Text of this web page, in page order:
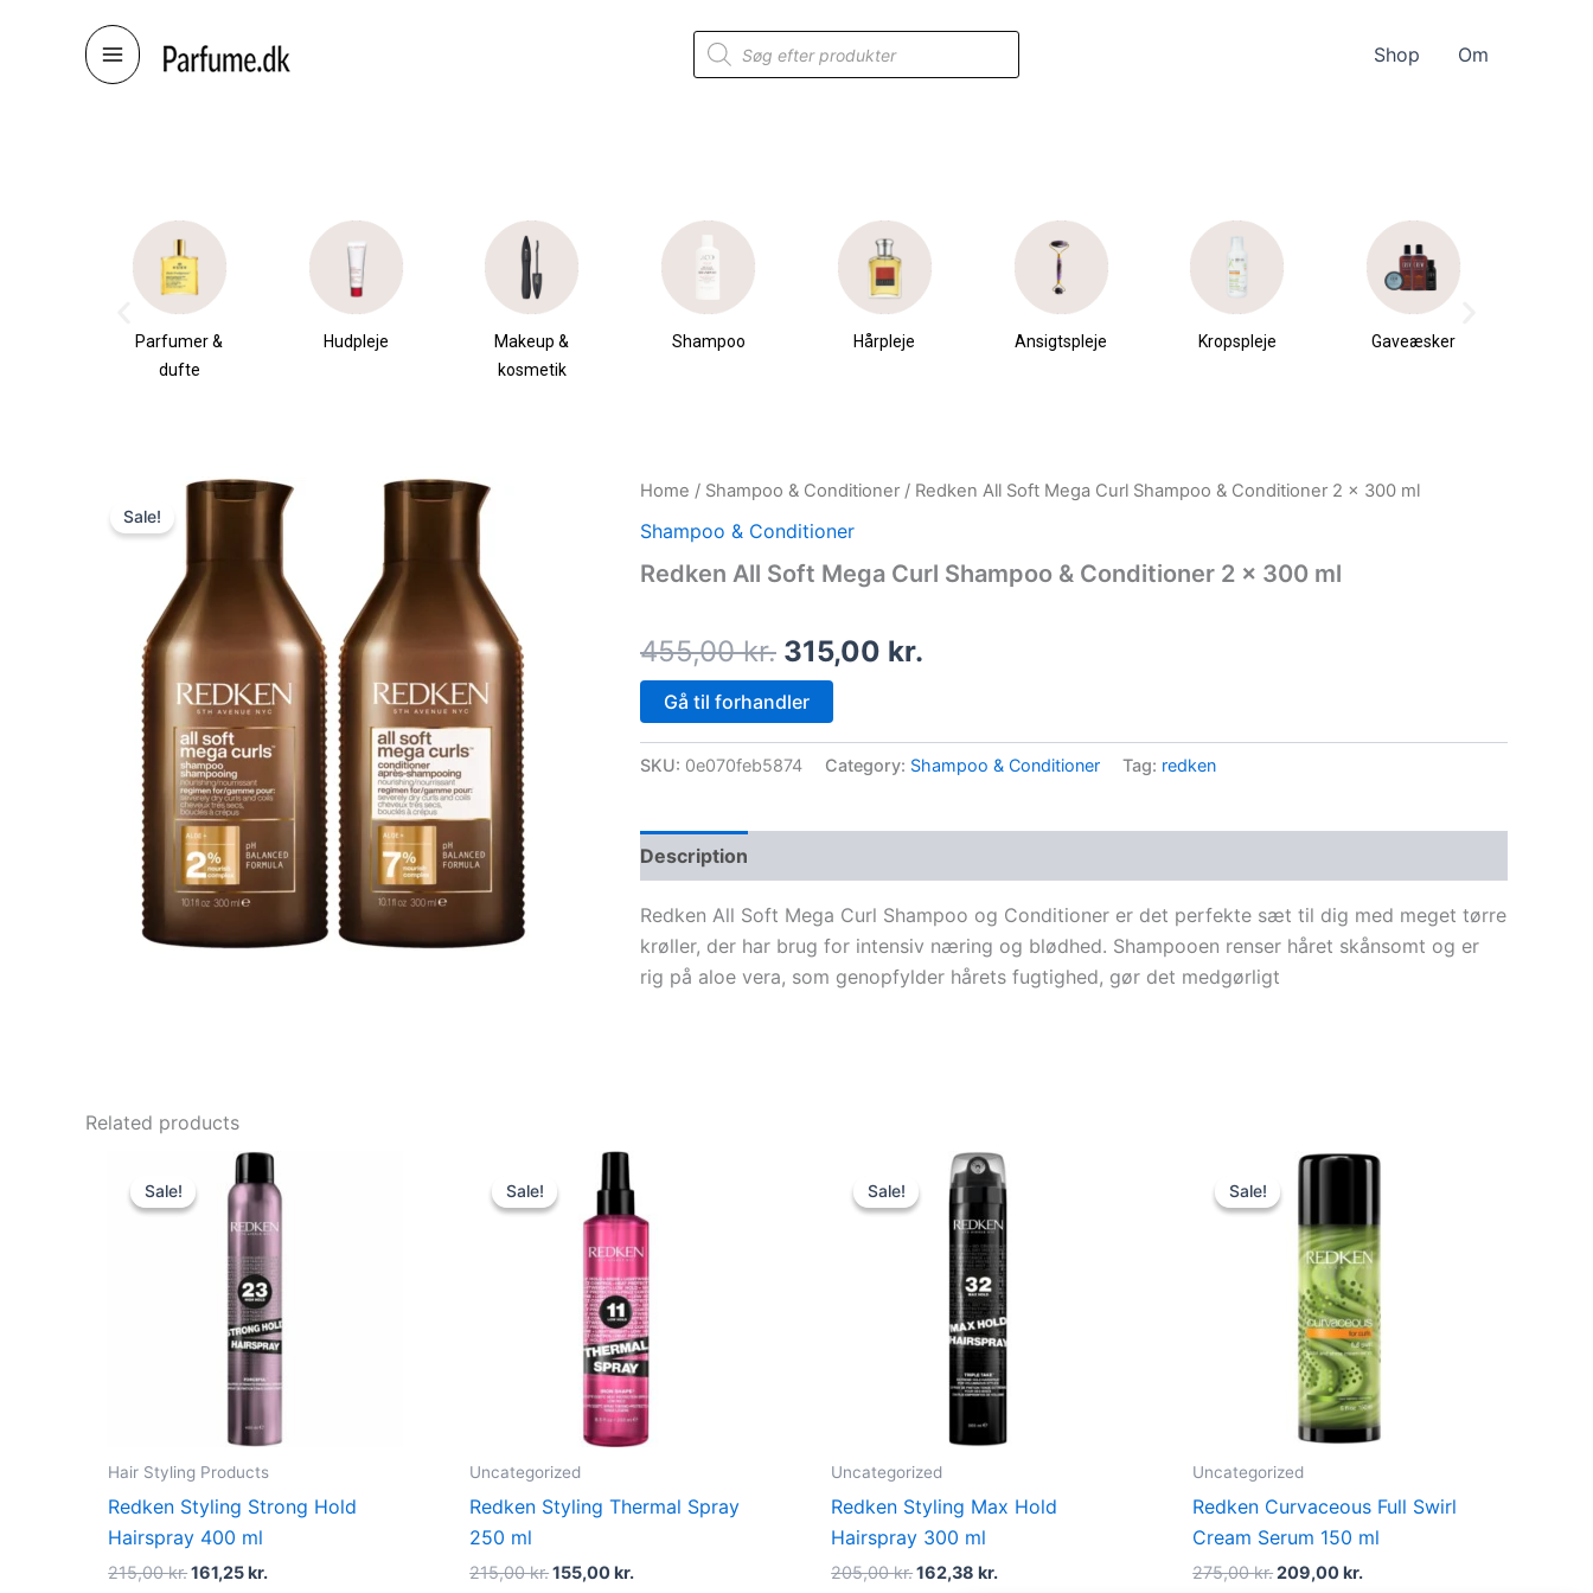
Products
search
Shop Om
Parfumer &
dufte
Hudpleje
Makeup &
kosmetik
Shampoo Hårpleje Ansigtspleje Kropspleje Gaveæsker
Sale!
Home / Shampoo & Conditioner / Redken All Soft Mega Curl Shampoo & Conditioner 2 x 300 ml
Shampoo & Conditioner
Redken All Soft Mega Curl Shampoo & Conditioner 2 x 300 ml
455,00kr.
Original
price
was:
455,00 kr..
315,00 kr.
Current
is:
Gå til forhandler
SKU: 0e070feb5874 Category: Shampoo & Conditioner Tag: redken
Description
Redken All Soft Mega Curl Shampoo og Conditioner er det perfekte sæt til dig med meget tørre
krøller, der har brug for intensiv næring og blødhed. Shampooen renser håret skånsomt og er
rig på aloe vera, som genopfylder hårets fugtighed, gør det medgørligt
Related products
Sale!
Sale!
Hair Styling Products
Redken Styling Strong Hold
Hairspray 400 ml
215,00kr.
Original
price
was:
215,00 kr..
161,25kr.
Current
price
is:
161,25 kr..
Sale!
Sale!
Uncategorized
Redken Styling Thermal Spray
250 ml
215,00kr.
Original
was:
215,00 kr..
155,00kr.
is:
155,00 kr..
Sale!
Sale!
Uncategorized
Redken Styling Max Hold
Hairspray 300 ml
205,00kr.
Original
price
was:
205,00 kr..
162,38kr.
Current
price
is:
162,38 kr..
Sale!
Sale!
Uncategorized
Redken Curvaceous Full Swirl
Cream Serum 150 ml
275,00kr.
Original
was:
275,00 kr..
209,00kr.
Current
209,00 kr..